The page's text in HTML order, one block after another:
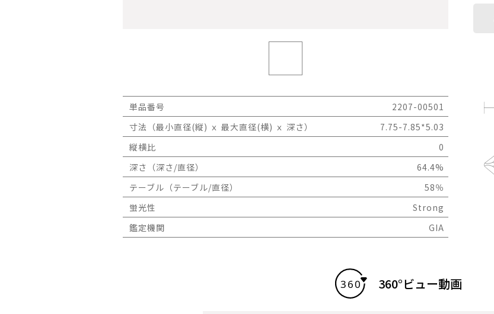
単品番号
2207-00501
寸法（最小直径(縦) ｘ 最大直径(横) ｘ 深さ）
7.75-7.85*5.03
縦横比
0
深さ（深さ/直径）
64.4%
テーブル（テーブル/直径）
58％
蛍光性
Strong
鑑定機関
GIA
360°ビュー動画